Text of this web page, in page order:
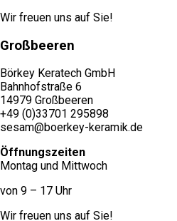
Wir freuen uns auf Sie!
Großbeeren
Börkey Keratech GmbH
Bahnhofstraße 6
14979 Großbeeren
+49 (0)33701 295898
sesam@boerkey-keramik.de
Öffnungszeiten
Montag und Mittwoch
von 9 – 17 Uhr
Wir freuen uns auf Sie!